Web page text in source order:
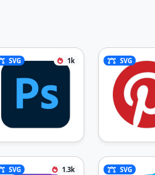
SVG 1k SVG
SVG 1.3k SVG